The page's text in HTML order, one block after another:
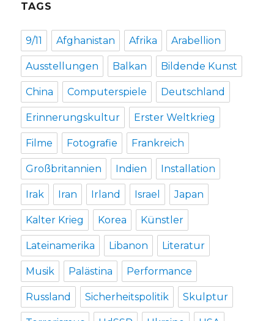
TAGS
9/11 Afghanistan Afrika Arabellion
Ausstellungen Balkan Bildende Kunst
China Computerspiele Deutschland
Erinnerungskultur Erster Weltkrieg
Filme Fotografie Frankreich
Großbritannien Indien Installation
Irak Iran Irland Israel Japan
Kalter Krieg Korea Künstler
Lateinamerika Libanon Literatur
Musik Palästina Performance
Russland Sicherheitspolitik Skulptur